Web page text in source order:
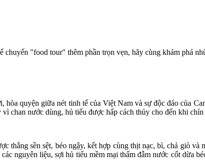
chuyến "food tour" thêm phần trọn vẹn, hãy cùng khám phá
quyện giữa nét tinh tế của Việt Nam và sự độc đáo của
chan nước dùng, hủ tiếu được hấp cách thủy cho đến khi
thắng sền sệt, béo ngậy, kết hợp cùng thịt nạc, bì, chả giò
nguyên liệu, sợi hủ tiếu mềm mại thấm đẫm nước cốt dừa